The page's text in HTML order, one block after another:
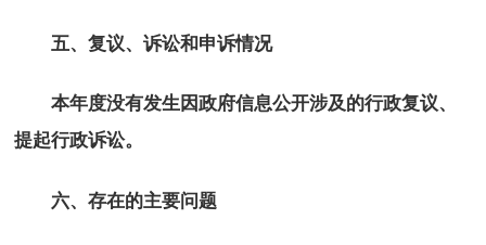
五、复议、诉讼和申诉情况
本年度没有发生因政府信息公开涉及的行政复议、
提起行政诉讼。
六、存在的主要问题